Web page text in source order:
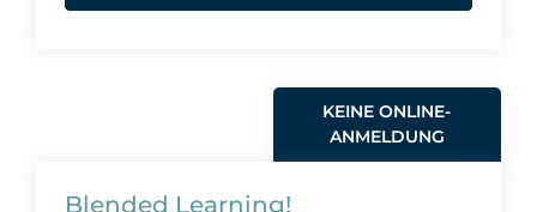
KEINE ONLINE-
ANMELDUNG
Blended Learning!